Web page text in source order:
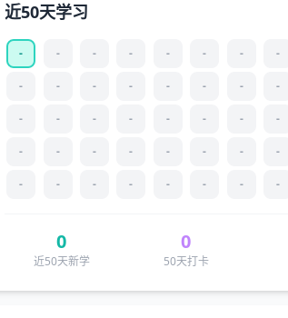
近50天学习
- - - - - - - -
- - - - - - - -
- - - - - - - -
- - - - - - - -
- - - - - - - -
0
近50天新学
0
50天打卡